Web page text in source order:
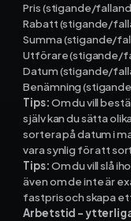
Pris (stigande/
Rabatt (stigande/
Summa (stigande/
Utförare (stigande/
Datum (stigande/
Benämning
Tips:Om du vill
själv kan du sätta
sortera på datum i
vara synlig för att
Tips:Om du vill slå
även om de inte är
fastpris och skapa
Arbetstid –